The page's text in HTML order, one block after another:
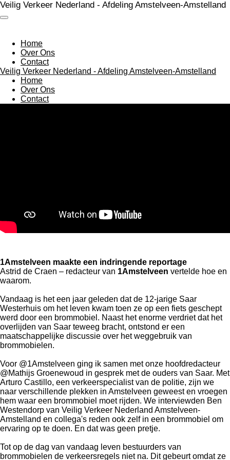
Ga
direct
hoofdinhoud
Veilig Verkeer Nederland - Afdeling Amstelveen-Amstelland
Home
Over Ons
Contact
Veilig Verkeer Nederland - Afdeling Amstelveen-Amstelland
Home
Over Ons
Contact
1Amstelveen maakte een indringende reportage
Astrid de Craen – redacteur van 1Amstelveen vertelde hoe en
waarom.
Vandaag is het een jaar geleden dat de 12-jarige Saar
Westerhuis om het leven kwam toen ze op een fiets geschept
werd door een brommobiel. Naast het enorme verdriet dat het
overlijden van Saar teweeg bracht, ontstond er een
maatschappelijke discussie over het weggebruik van
brommobielen.
Voor @1Amstelveen ging ik samen met onze hoofdredacteur
@Mathijs Groenewoud in gesprek met de ouders van Saar. Met
Arturo Castillo, een verkeerspecialist van de politie, zijn we
naar verschillende plekken in Amstelveen geweest en vroegen
hem waar een brommobiel moet rijden. We interviewden Ben
Westendorp van Veilig Verkeer Nederland Amstelveen-
Amstelland en collega's reden ook zelf in een brommobiel om
ervaring op te doen. En dat was geen pretje.
Tot op de dag van vandaag leven bestuurders van
brommobielen de verkeersregels niet na. Dit gebeurt omdat ze